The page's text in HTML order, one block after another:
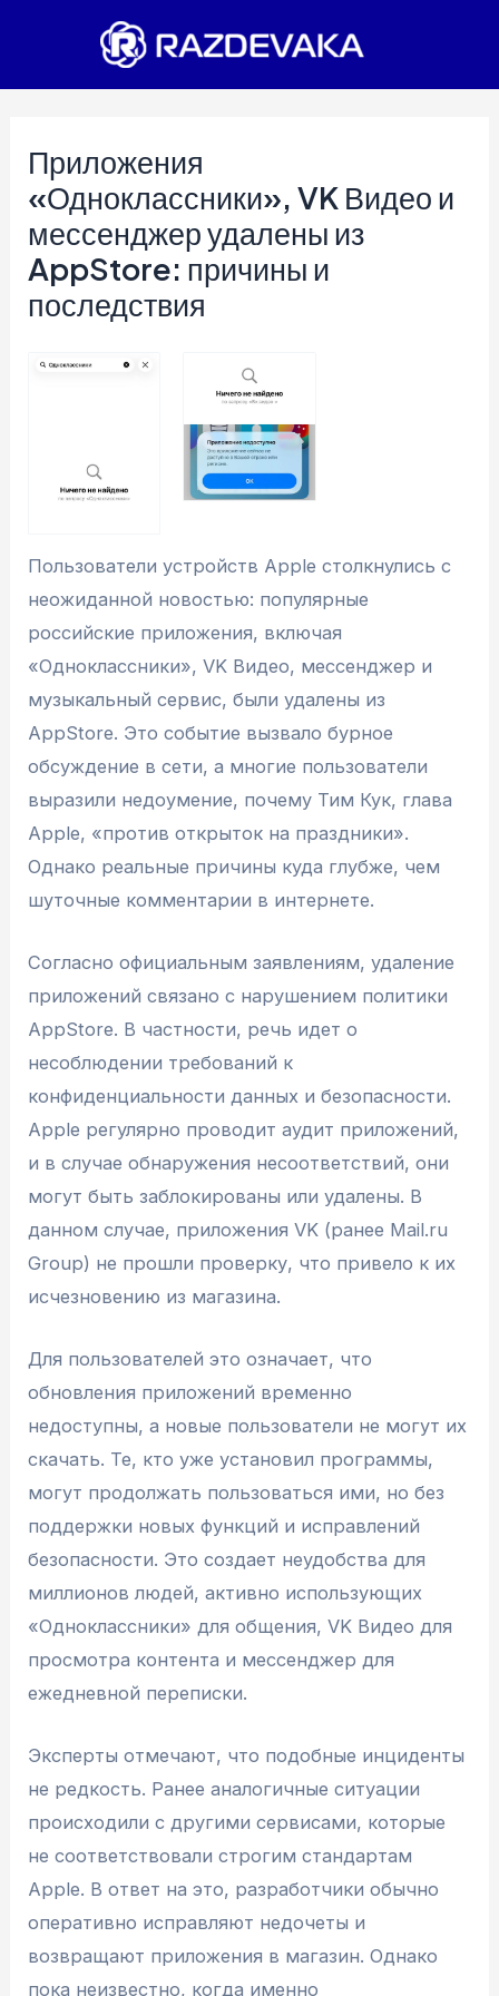
Приложения
«Одноклассники», VK Видео и
мессенджер удалены из
AppStore: причины и
последствия
Пользователи устройств Apple столкнулись с
неожиданной новостью: популярные
российские приложения, включая
«Одноклассники», VK Видео, мессенджер и
музыкальный сервис, были удалены из
AppStore. Это событие вызвало бурное
обсуждение в сети, а многие пользователи
выразили недоумение, почему Тим Кук, глава
Apple, «против открыток на праздники».
Однако реальные причины куда глубже, чем
шуточные комментарии в интернете.
Согласно официальным заявлениям, удаление
приложений связано с нарушением политики
AppStore. В частности, речь идет о
несоблюдении требований к
конфиденциальности данных и безопасности.
Apple регулярно проводит аудит приложений,
и в случае обнаружения несоответствий, они
могут быть заблокированы или удалены. В
данном случае, приложения VK (ранее Mail.ru
Group) не прошли проверку, что привело к их
исчезновению из магазина.
Для пользователей это означает, что
обновления приложений временно
недоступны, а новые пользователи не могут их
скачать. Те, кто уже установил программы,
могут продолжать пользоваться ими, но без
поддержки новых функций и исправлений
безопасности. Это создает неудобства для
миллионов людей, активно использующих
«Одноклассники» для общения, VK Видео для
просмотра контента и мессенджер для
ежедневной переписки.
Эксперты отмечают, что подобные инциденты
не редкость. Ранее аналогичные ситуации
происходили с другими сервисами, которые
не соответствовали строгим стандартам
Apple. В ответ на это, разработчики обычно
оперативно исправляют недочеты и
возвращают приложения в магазин. Однако
пока неизвестно, когда именно